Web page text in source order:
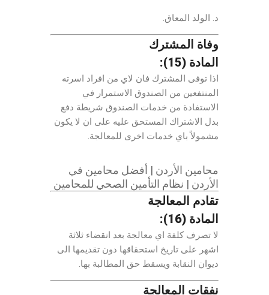
د. الولد المعاق.
وفاة المشترك
المادة (15):
اذا توفى المشترك فان لاي من افراد اسرته
المنتفعين من الصندوق الاستمرار في
الاستفادة من خدمات الصندوق شريطة دفع
بدل الاشتراك المستحق عليه على ان لا يكون
مشمولاً باي خدمات اخرى للمعالجة.
محامين الأردن | أفضل محامين في
الأردن | نظام التأمين الصحي للمحامين
تقادم المعالجة
المادة (16):
لا تصرف كلفة اي معالجة بعد انقضاء ثلاثة
اشهر على تاريخ استحقاقها دون تقديمها الى
ديوان النقابة ويسقط حق المطالبة بها.
نفقات المعالجة